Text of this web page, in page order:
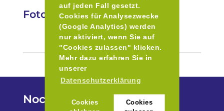
auf jeden Fall gesetzt.
Cookies für Analysezwecke
(Google Analytics) werden
nur aktiviert, wenn Sie auf
"Cookies zulassen" klicken.
Mehr dazu erfahren Sie in
unserer
Datenschutzerklärung
Cookies
Cookies
Fotos
Noch Fragen?